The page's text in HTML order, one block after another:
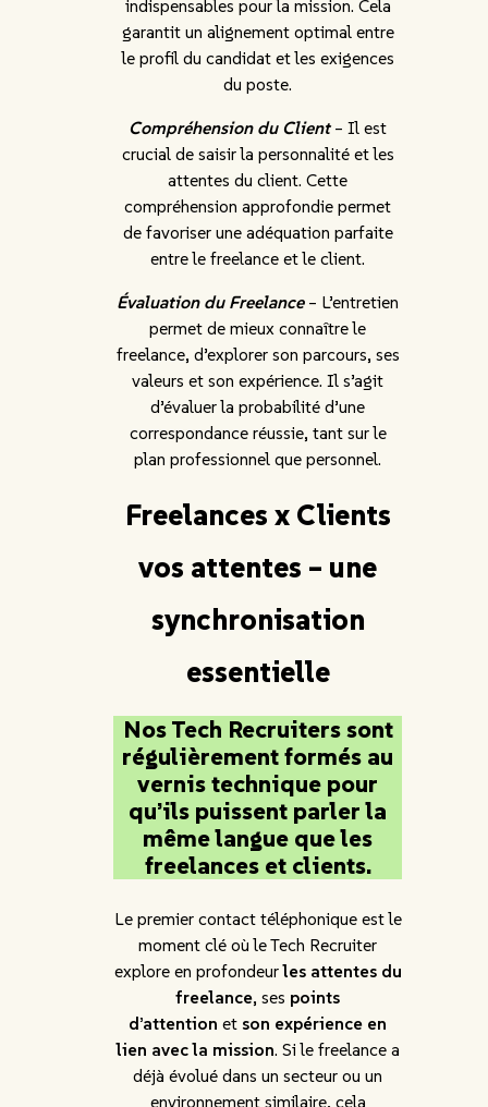
indispensables pour la mission. Cela
garantit un alignement optimal entre
le profil du candidat et les exigences
du poste.
Compréhension du Client– Il est
crucial de saisir la personnalité et les
attentes du client. Cette
compréhension approfondie permet
de favoriser une adéquation parfaite
entre le freelance et le client.
Évaluation du Freelance– L’entretien
permet de mieux connaître le
freelance, d’explorer son parcours, ses
valeurs et son expérience. Il s’agit
d’évaluer la probabilité d’une
correspondance réussie, tant sur le
plan professionnel que personnel.
Freelances x Clients
vos attentes – une
synchronisation
essentielle
Nos Tech Recruiters sont
régulièrement formés au
vernis technique pour
qu’ils puissent parler la
même langue que les
freelances et clients.
Le premier contact téléphonique est le
moment clé où le Tech Recruiter
explore en profondeurles attentes du
freelance, ses points
d’attention et son expérience en
lien avec la mission. Si le freelance a
déjà évolué dans un secteur ou un
environnement similaire, cela